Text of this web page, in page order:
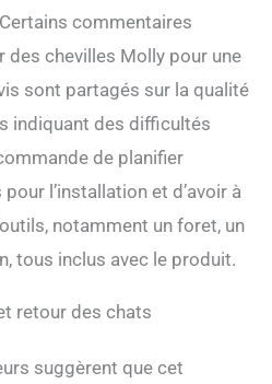
détaillées et des
accessoires nécessaires. Si
vous avez des questions,
n'hésitez pas à nous
contacter.
commentaires
des chevilles Molly pour une
sont partagés sur la qualité
indiquant des difficultés
de planifier
l’installation et d’avoir à
notamment un foret, un
tous inclus avec le produit.
retour des chats
suggèrent que cet